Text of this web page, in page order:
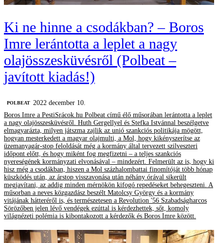
Ki ne hinne a csodákban? – Boros
Imre lerántotta a leplet a nagy
olajösszesküvésről (Polbeat –
javított kiadás!)
‎POLBEAT 2022 december 10.
Boros Imre a PestiSrácok.hu Polbeat című élő műsorában lerántotta a leplet
a nagy olajösszesküvésről. Huth Gergellyel és Stefka Istvánnal beszélgetve
elmagyarázta, milyen játszma zajlik az unió szankciós politikája mögött,
hogyan mesterkedett a magyar olajmulti, a Mol, hogy kikényszerítse az
üzemanyagár-stop feloldását még a kormány által tervezett szilveszteri
időpont előtt, és hogy miként fog megfizetni – a teljes szankciós
nyereségének kormányzati elvonásával – mindezért. Felmerült az is, hogy ki
hisz még a csodákban, hiszen a Mol százhalombattai finomítóját több hónap
küszködés után, az árstop visszavonása után néhány órával sikerült
megjavítani, az addig minden mérnökön kifogó repedéseket behegeszteni. A
műsorban a neves közgazdász beszélt Matolcsy György és a kormány
vitájának hátteréről is, és természetesen a Revolution '56 Szabadságharcos
Sörözőben jelen lévő vendégek ezúttal is kérdezhettek, sőt, komoly
világnézeti polémia is kibontakozott a kérdezők és Boros Imre között.